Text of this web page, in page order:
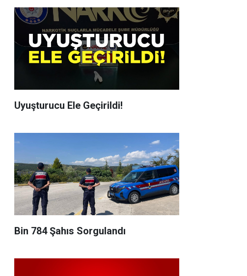
Uyuşturucu Ele Geçirildi!
Bin 784 Şahıs Sorgulandı